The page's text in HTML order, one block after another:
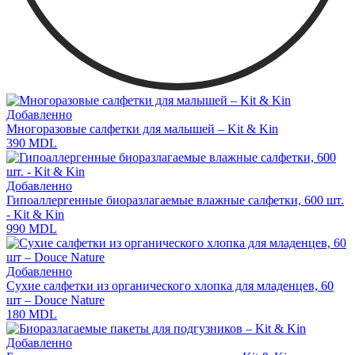
Добавленно
Многоразовые салфетки для малышей – Kit & Kin
390 MDL
Добавленно
Гипоаллергенные биоразлагаемые влажные салфетки, 600 шт.
- Kit & Kin
990 MDL
Добавленно
Сухие салфетки из органического хлопка для младенцев, 60
шт – Douce Nature
180 MDL
Добавленно